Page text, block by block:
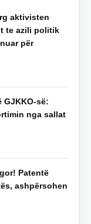
aktivisten
te azili politik
për
GJKKO-së:
nga sallat
Patentë
ashpërsohen